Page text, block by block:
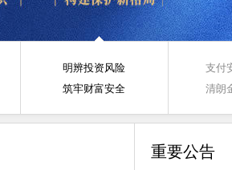
明辨投资风险
筑牢财富安全
支付
清朗
重要公告